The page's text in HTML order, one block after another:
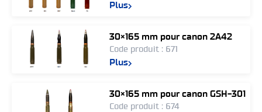
Plus
30×165 mm pour canon 2A42
Code produit : 671
Plus
30×165 mm pour canon GSH-301
Code produit : 674